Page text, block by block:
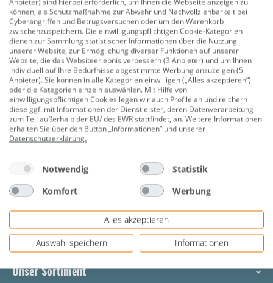
199,00 €
3 von 3 Produkten angesehen
Unser Sortiment
können, als Schutzmaßnahme zur Abwehr und Nachvollziehbarkeit bei
Cyberangriffen und Betrugsversuchen oder um den Warenkorb
zwischenzuspeichern. Die einwilligungspflichtigen Cookie-Kategorien
dienen zur Sammlung statistischer Informationen über die Nutzung
unserer Website, zur Ermöglichung diverser Funktionen auf unserer
Website, die das Websiteerlebnis verbessern (3 Anbieter) und um Ihnen
individuell auf Ihre Bedürfnisse abgestimmte Werbung anzuzeigen (5
Anbieter). Sie können in alle Kategorien einwilligen („Alles akzeptieren“)
oder die Kategorien einzeln auswählen. Mit Hilfe von
einwilligungspflichtigen Cookies legen wir auch Profile an und reichern
diese ggf. mit Informationen der Dienstleister, deren Datenverarbeitung
zum Teil außerhalb der EU/ des EWR stattfindet, an. Weitere Informationen
erhalten Sie über den Button „Informationen“ und unserer
Datenschutzerklärung.
Notwendig
Statistik
Komfort
Werbung
Alles akzeptieren
Auswahl speichern
Informationen